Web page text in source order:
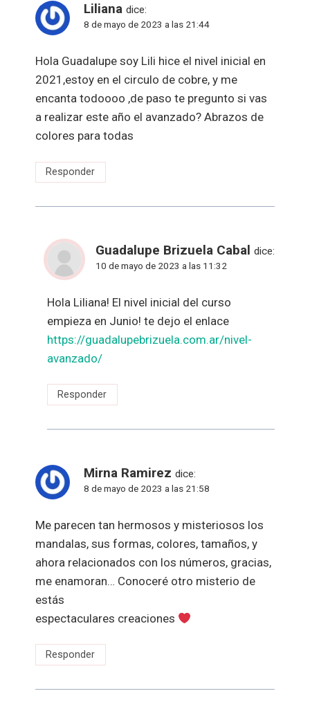
Liliana dice:
8 de mayo de 2023 a las 21:44
Hola Guadalupe soy Lili hice el nivel inicial en
2021,estoy en el circulo de cobre, y me
encanta todoooo ,de paso te pregunto si vas
a realizar este año el avanzado? Abrazos de
colores para todas
Responder
Guadalupe Brizuela Cabal dice:
10 de mayo de 2023 a las 11:32
Hola Liliana! El nivel inicial del curso
empieza en Junio! te dejo el enlace
https://guadalupebrizuela.com.ar/nivel-
avanzado/
Responder
Mirna Ramirez dice:
8 de mayo de 2023 a las 21:58
Me parecen tan hermosos y misteriosos los
mandalas, sus formas, colores, tamaños, y
ahora relacionados con los números, gracias,
me enamoran… Conoceré otro misterio de
estás
espectaculares creaciones
Responder